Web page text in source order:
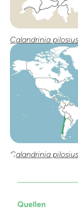
Calandrinia
Calandrinia
Quellen